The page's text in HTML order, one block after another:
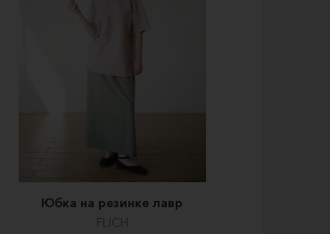
Юбка на резинке лавр
FLICH